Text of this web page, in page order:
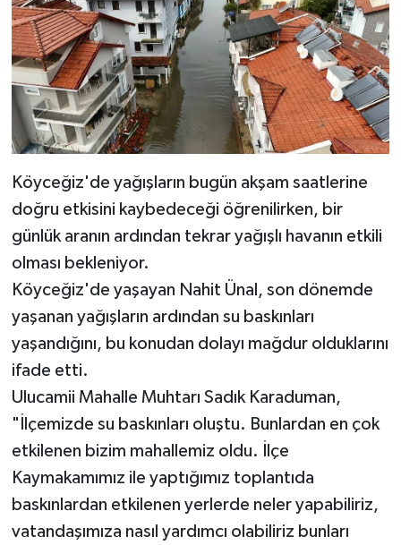
Köyceğiz'de yağışların bugün akşam saatlerine
doğru etkisini kaybedeceği öğrenilirken, bir
günlük aranın ardından tekrar yağışlı havanın etkili
olması bekleniyor.
Köyceğiz'de yaşayan Nahit Ünal, son dönemde
yaşanan yağışların ardından su baskınları
yaşandığını, bu konudan dolayı mağdur olduklarını
ifade etti.
Ulucamii Mahalle Muhtarı Sadık Karaduman,
"İlçemizde su baskınları oluştu. Bunlardan en çok
etkilenen bizim mahallemiz oldu. İlçe
Kaymakamımız ile yaptığımız toplantıda
baskınlardan etkilenen yerlerde neler yapabiliriz,
vatandaşımıza nasıl yardımcı olabiliriz bunları